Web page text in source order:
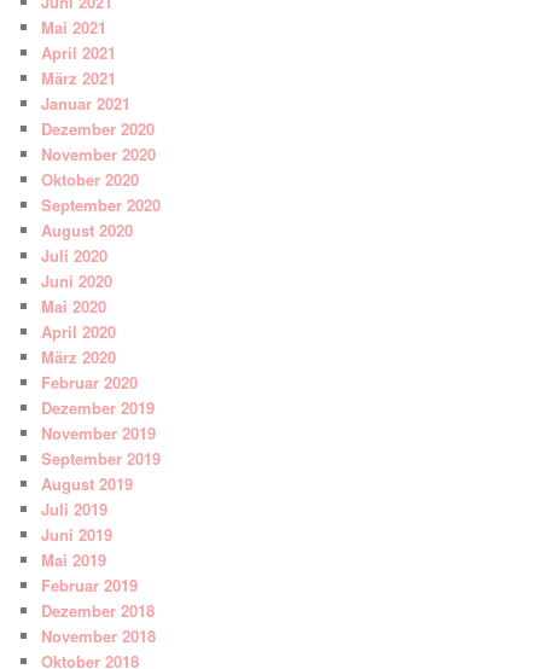
Mai 2021
April 2021
März 2021
Januar 2021
Dezember 2020
November 2020
Oktober 2020
September 2020
August 2020
Juli 2020
Juni 2020
Mai 2020
April 2020
März 2020
Februar 2020
Dezember 2019
November 2019
September 2019
August 2019
Juli 2019
Juni 2019
Mai 2019
Februar 2019
Dezember 2018
November 2018
Oktober 2018